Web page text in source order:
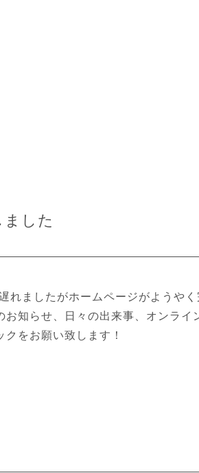
した
れましたがホームページがようや
お知らせ、日々の出来事、オンラ
をお願い致します！